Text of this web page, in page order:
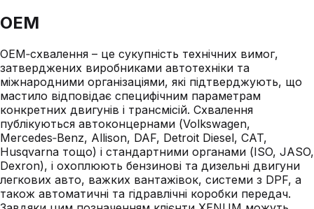
OEM
OEM‑схвалення – це сукупність технічних вимог,
затверджених виробниками автотехніки та
міжнародними організаціями, які підтверджують, що
мастило відповідає специфічним параметрам
конкретних двигунів і трансмісій. Схвалення
публікуються автоконцернами (Volkswagen,
Mercedes‑Benz, Allison, DAF, Detroit Diesel, CAT,
Husqvarna тощо) і стандартними органами (ISO, JASO,
Dexron), і охоплюють бензинові та дизельні двигуни
легкових авто, важких вантажівок, системи з DPF, а
також автоматичні та гідравлічні коробки передач.